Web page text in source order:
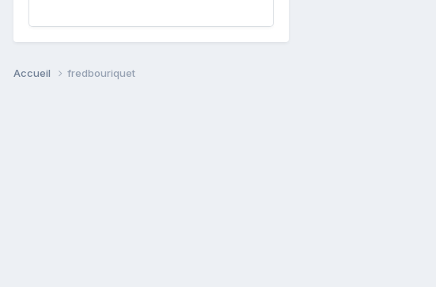
Accueil fredbouriquet